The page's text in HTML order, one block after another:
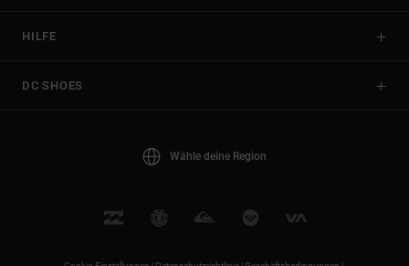
HILFE
DC SHOES
Wähle deine Region